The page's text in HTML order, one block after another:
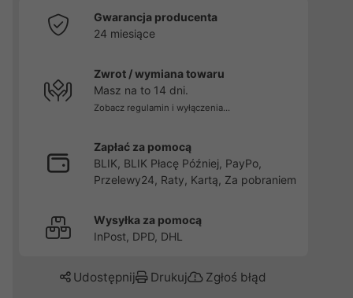
Gwarancja producenta
24 miesiące
Zwrot / wymiana towaru
Masz na to 14 dni.
Zobacz regulamin i wyłączenia...
Zapłać za pomocą
BLIK, BLIK Płacę Później, PayPo,
Przelewy24, Raty, Kartą, Za pobraniem
Wysyłka za pomocą
InPost, DPD, DHL
Udostępnij Drukuj Zgłoś błąd